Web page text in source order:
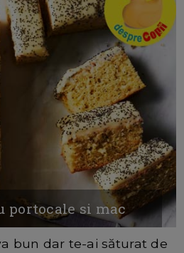
portocale si mac
bun dar te-ai săturat de